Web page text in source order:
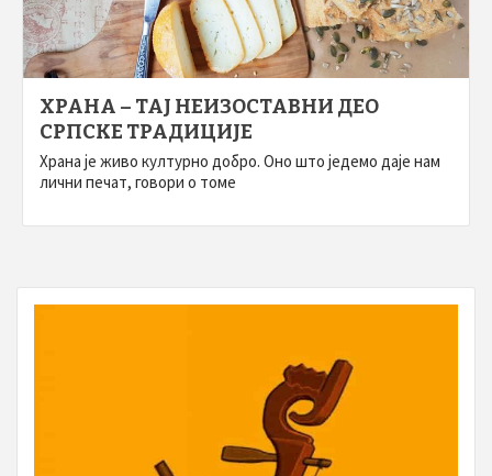
ХРАНА – ТАЈ НЕИЗОСТАВНИ ДЕО
СРПСКЕ ТРАДИЦИЈЕ
Храна је живо културно добро. Оно што једемо даје нам
лични печат, говори о томе